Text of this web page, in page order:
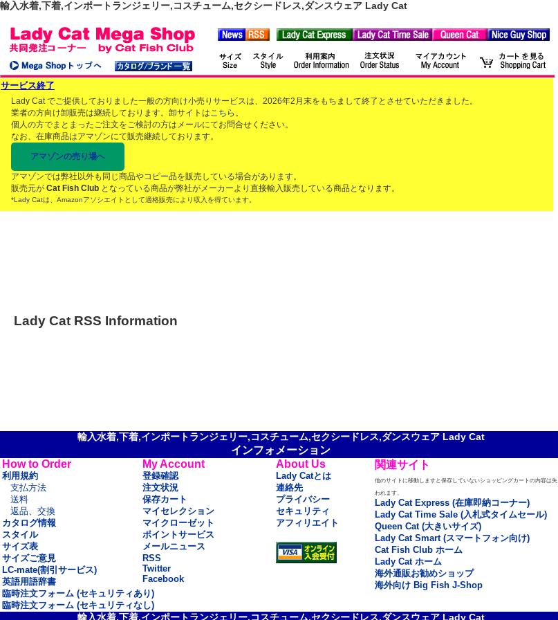
輸入水着,下着,インポートランジェリー,コスチューム,セクシードレス,ダンスウェア Lady Cat
サービス終了
Lady Cat でご提供しておりました一般の方向け小売りサービスは、2026年2月末をもちまして終了とさせていただきました。
業者の方向け卸販売は継続しております。卸サイトはこちら 。
個人の方でまとまったご注文をご検討の方はメールにてお問合せください。
なお、在庫商品はアマゾンにて販売継続しております。
アマゾンの売り場へ
アマゾンでは弊社以外も同じ商品やコピー品を販売している場合があります。
販売元が Cat Fish Club となっている商品が弊社がメーカーより直接輸入販売している商品となります。
*Lady Catは、Amazonアソシエイトとして適格販売により収入を得ています。
Lady Cat RSS Information
輸入水着,下着,インポートランジェリー,コスチューム,セクシードレス,ダンスウェア Lady Cat
インフォメーション
How to Order
利用規約
支払方法
送料
返品、交換
カタログ情報
スタイル
サイズ表
サイズご意見
LC-mate(割引サービス)
英語用語辞書
My Account
登録確認
注文状況
保存カート
マイセレクション
マイクローゼット
ポイントサービス
メールニュース
RSS
Twitter
Facebook
About Us
Lady Catとは
連絡先
プライバシー
セキュリティ
アフィリエイト
関連サイト
他のサイトに移動しますと保存していないショッピングカートの内容は失
われます。
Lady Cat Express (在庫即納コーナー)
Lady Cat Time Sale (入札式タイムセール)
Queen Cat (大きいサイズ)
Lady Cat Smart (スマートフォン向け)
Cat Fish Club ホーム
Lady Cat ホーム
海外通販お勧めショップ
海外向け Big Fish J-Shop
臨時注文フォーム (セキュリティあり)
臨時注文フォーム (セキュリティなし)
輸入水着,下着,インポートランジェリー,コスチューム,セクシードレス,ダンスウェア Lady Cat